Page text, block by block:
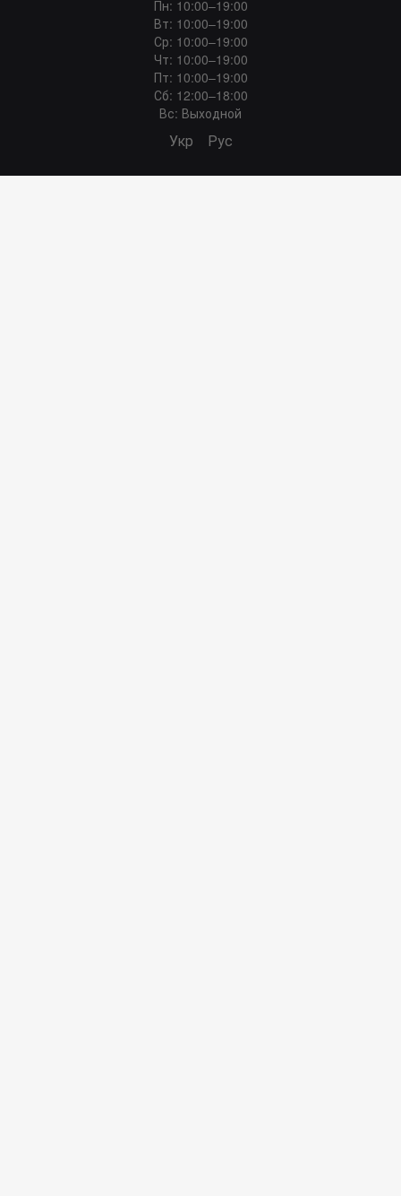
Пн: 10:00–19:00
Вт: 10:00–19:00
Ср: 10:00–19:00
Чт: 10:00–19:00
Пт: 10:00–19:00
Сб: 12:00–18:00
Вс: Выходной
Укр Рус